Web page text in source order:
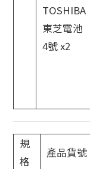
TOSHIBA
東芝電池
4號 x2
規
格
產品貨號